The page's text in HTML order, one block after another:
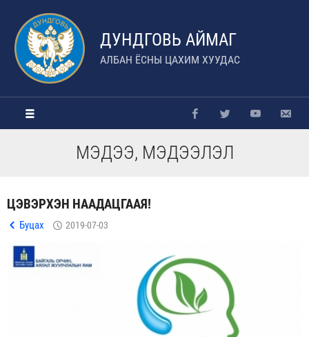
ДУНДГОВЬ АЙМАГ
АЛБАН ЁСНЫ ЦАХИМ ХУУДАС
МЭДЭЭ, МЭДЭЭЛЭЛ
ЦЭВЭРХЭН НААДАЦГААЯ!
Буцах 2019-07-03